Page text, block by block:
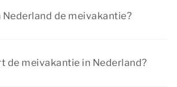
Nederland de meivakantie?
de meivakantie in Nederland?